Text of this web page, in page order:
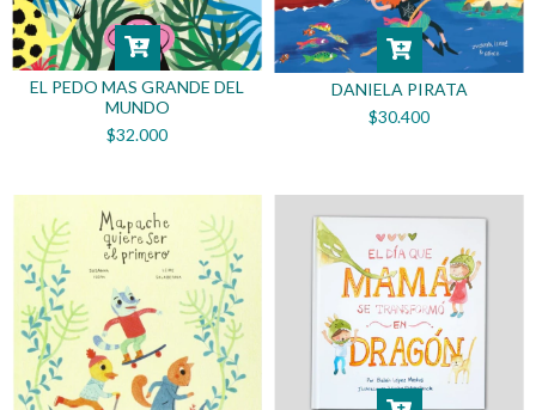
EL PEDO MAS GRANDE DEL
MUNDO
$32.000
DANIELA PIRATA
$30.400